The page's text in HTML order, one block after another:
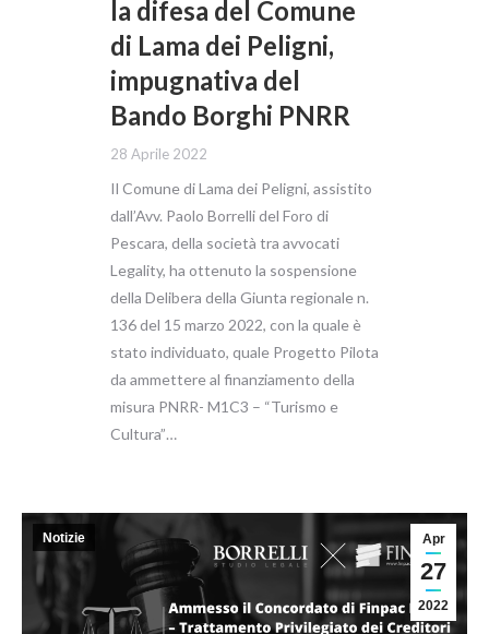
la difesa del Comune
di Lama dei Peligni,
impugnativa del
Bando Borghi PNRR
28 Aprile 2022
Il Comune di Lama dei Peligni, assistito
dall’Avv. Paolo Borrelli del Foro di
Pescara, della società tra avvocati
Legality, ha ottenuto la sospensione
della Delibera della Giunta regionale n.
136 del 15 marzo 2022, con la quale è
stato individuato, quale Progetto Pilota
da ammettere al finanziamento della
misura PNRR- M1C3 – “Turismo e
Cultura”…
Apr
27
2022
Notizie